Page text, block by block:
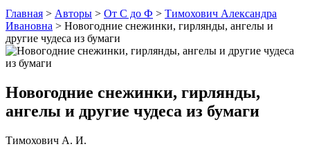
Главная > Авторы > От С до Ф > Тимохович Александра
Ивановна > Новогодние снежинки, гирлянды, ангелы и
другие чудеса из бумаги
Новогодние снежинки, гирлянды,
ангелы и другие чудеса из бумаги
Тимохович А. И.